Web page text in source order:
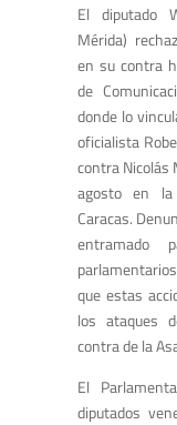
El diputado
Mérida)
en su contra
de
donde lo
oficialista
contra Nicolás
agosto en la
Caracas.
que estas
los ataques
contra de la
El
diputados